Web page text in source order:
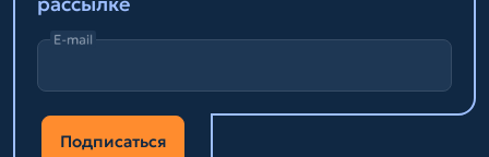
E-mail
Подписаться